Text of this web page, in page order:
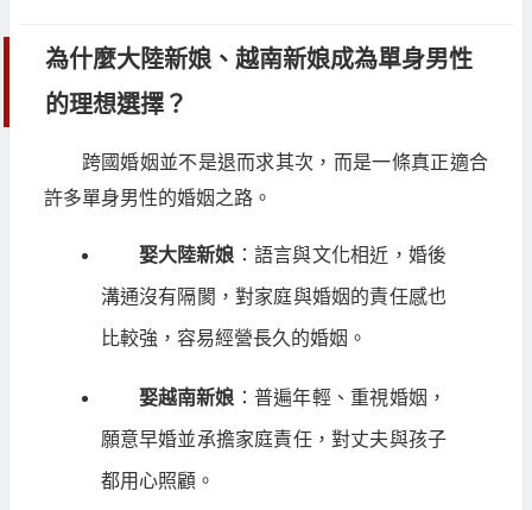
為什麼大陸新娘、越南新娘成為單身男性
的理想選擇？
跨國婚姻並不是退而求其次，而是一條真正適合
許多單身男性的婚姻之路。
娶大陸新娘 ：語言與文化相近，婚後
溝通沒有隔閡，對家庭與婚姻的責任感也
比較強，容易經營長久的婚姻。
娶越南新娘 ：普遍年輕、重視婚姻，
願意早婚並承擔家庭責任，對丈夫與孩子
都用心照顧。